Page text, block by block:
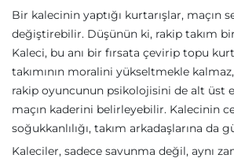
Bir kalecinin yaptığı kurtarışlar, maçın
değiştirebilir. Düşünün ki, rakip takım bir
Kaleci, bu anı bir fırsata çevirip topu
takımının moralini yükseltmekle
rakip oyuncunun psikolojisini de alt üst
maçın kaderini belirleyebilir. Kalecinin
soğukkanlılığı, takım arkadaşlarına da
Kaleciler, sadece savunma değil, aynı